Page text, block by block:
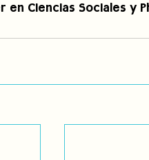
en Ciencias Sociales y